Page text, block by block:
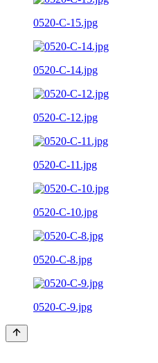
0520-C-15.jpg
0520-C-14.jpg
0520-C-12.jpg
0520-C-11.jpg
0520-C-10.jpg
0520-C-8.jpg
0520-C-9.jpg